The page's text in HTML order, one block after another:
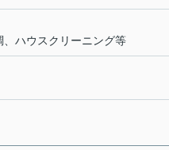
ハウスクリーニング等